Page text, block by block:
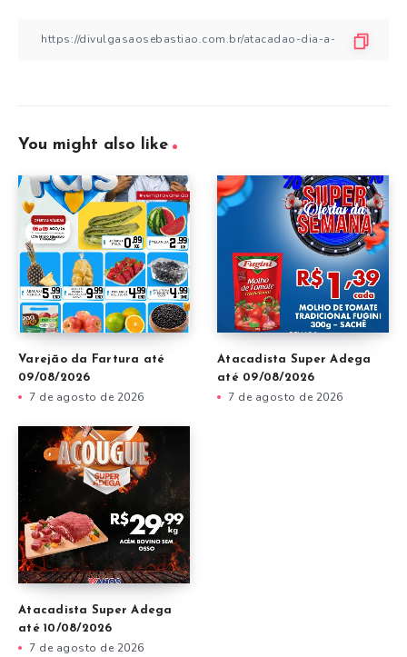
You might also like
Varejão da Fartura até
09/08/2026
7 de agosto de 2026
Atacadista Super Adega
até 09/08/2026
7 de agosto de 2026
Atacadista Super Adega
até 10/08/2026
7 de agosto de 2026